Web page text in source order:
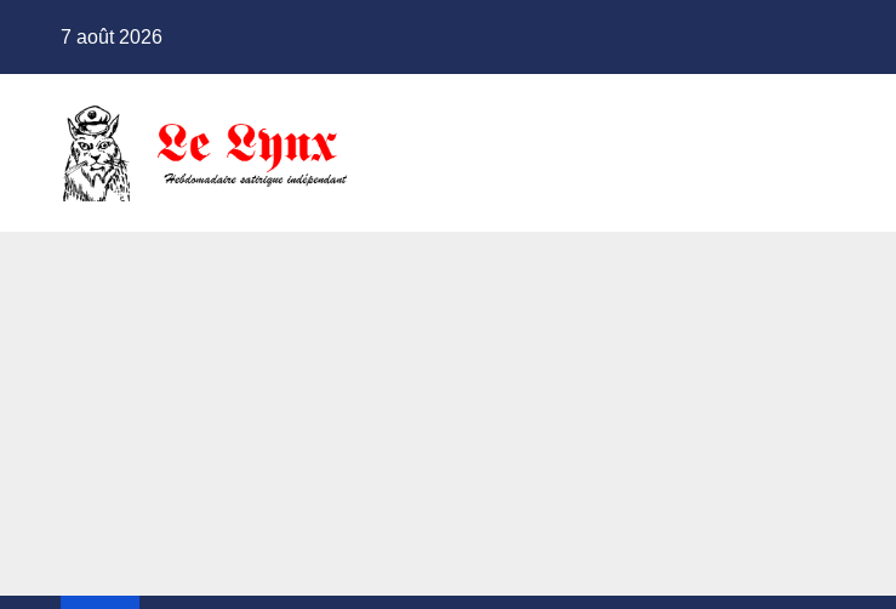
7 août 2026